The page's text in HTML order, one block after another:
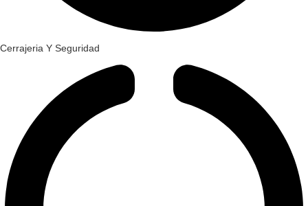
Cerrajeria Y Seguridad